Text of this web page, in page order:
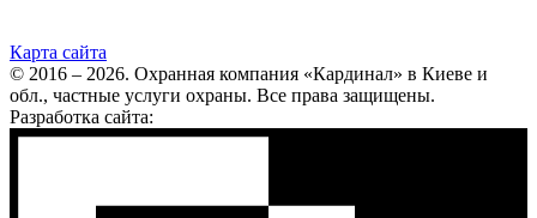
Карта сайта
© 2016 – 2026. Охранная компания «Кардинал» в Киеве и
обл., частные услуги охраны. Все права защищены.
Разработка сайта: